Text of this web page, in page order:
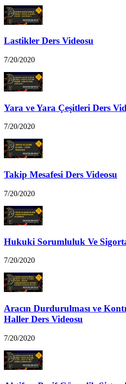
Lastikler Ders Videosu
7/20/2020
Yara ve Yara Çeşitleri Ders
7/20/2020
Takip Mesafesi Ders Videosu
7/20/2020
Hukuki Sorumluluk Ve
7/20/2020
Aracın Durdurulması ve
Haller Ders Videosu
7/20/2020